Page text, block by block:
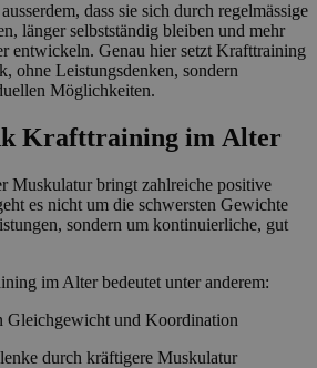
dass sie sich durch regelmässige
länger selbstständig bleiben und mehr
entwickeln. Genau hier setzt Krafttraining
ohne Leistungsdenken, sondern
Möglichkeiten.
Krafttraining im Alter
Muskulatur bringt zahlreiche positive
es nicht um die schwersten Gewichte
sondern um kontinuierliche, gut
im Alter bedeutet unter anderem:
Gleichgewicht und Koordination
durch kräftigere Muskulatur